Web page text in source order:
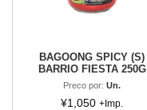
BAGOONG SPICY (S)
BARRIO FIESTA 250G
Preco por:Un.
¥1,050 +Imp.